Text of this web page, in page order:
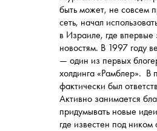
быть может, не совсем
сеть, начал
в Израиле, где
новостям. В 1997 году
— один из первых
холдинга «Рамблер». В
фактически был
Активно занимается
придумывать новые
где известен под